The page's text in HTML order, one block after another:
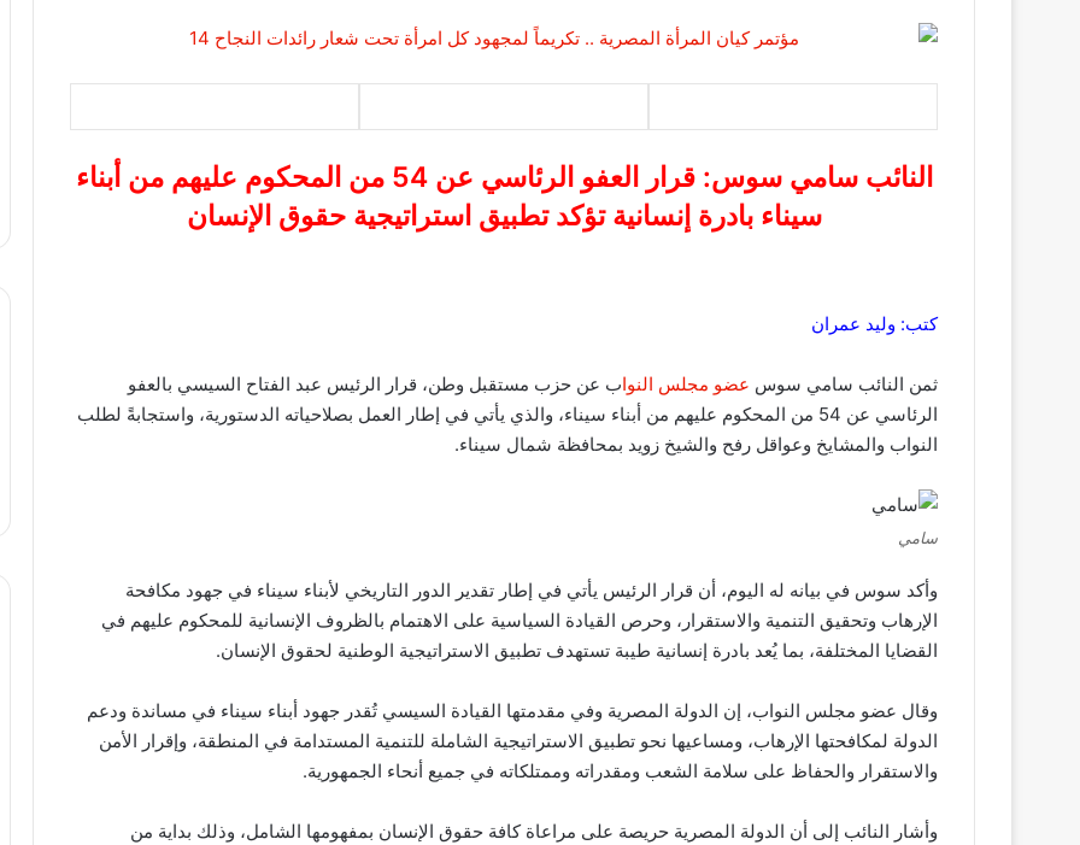
النائب سامي سوس: قرار العفو الرئاسي عن 54 من المحكوم عليهم من أبناء
سيناء بادرة إنسانية تؤكد تطبيق استراتيجية حقوق الإنسان
كتب: وليد عمران
ثمن النائب سامي سوس عضو مجلس النواب عن حزب مستقبل وطن، قرار الرئيس عبد الفتاح السيسي بالعفو
الرئاسي عن 54 من المحكوم عليهم من أبناء سيناء، والذي يأتي في إطار العمل بصلاحياته الدستورية، واستجابةً لطلب
النواب والمشايخ وعواقل رفح والشيخ زويد بمحافظة شمال سيناء.
سامي
وأكد سوس في بيانه له اليوم، أن قرار الرئيس يأتي في إطار تقدير الدور التاريخي لأبناء سيناء في جهود مكافحة
الإرهاب وتحقيق التنمية والاستقرار، وحرص القيادة السياسية على الاهتمام بالظروف الإنسانية للمحكوم عليهم في
القضايا المختلفة، بما يُعد بادرة إنسانية طيبة تستهدف تطبيق الاستراتيجية الوطنية لحقوق الإنسان.
وقال عضو مجلس النواب، إن الدولة المصرية وفي مقدمتها القيادة السيسي تُقدر جهود أبناء سيناء في مساندة ودعم
الدولة لمكافحتها الإرهاب، ومساعيها نحو تطبيق الاستراتيجية الشاملة للتنمية المستدامة في المنطقة، وإقرار الأمن
والاستقرار والحفاظ على سلامة الشعب ومقدراته وممتلكاته في جميع أنحاء الجمهورية.
وأشار النائب إلى أن الدولة المصرية حريصة على مراعاة كافة حقوق الإنسان بمفهومها الشامل، وذلك بداية من